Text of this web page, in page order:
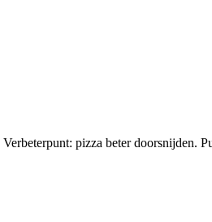
pizza beter doorsnijden.